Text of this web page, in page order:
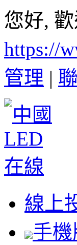
您好,
https://
管理 |
線上
手機